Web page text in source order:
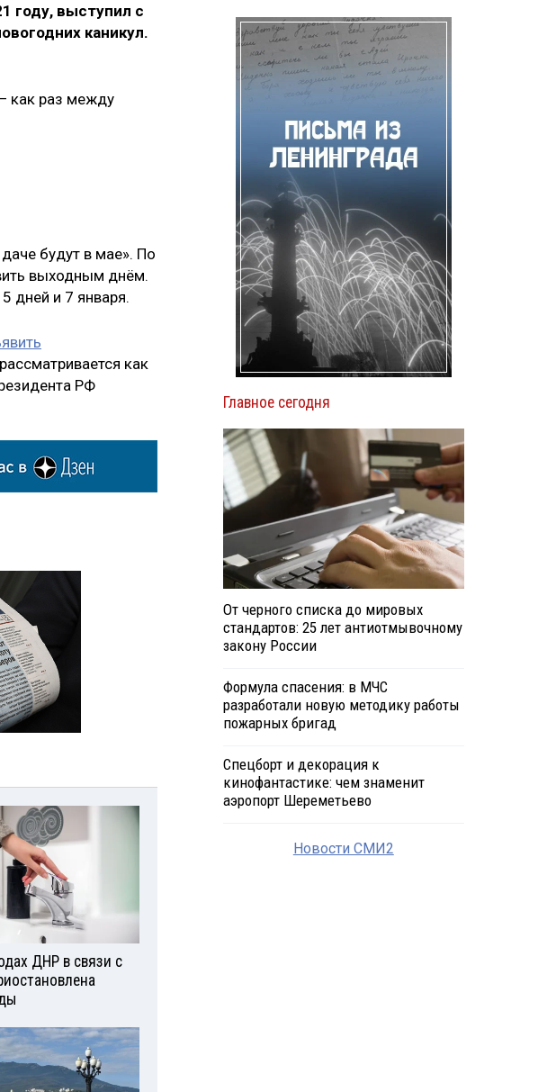
году, выступил с
каникул.
как раз между
будут в мае». По
выходным днём.
дней и 7 января.
как
РФ
ДНР в связи с
Главное сегодня
От черного списка до мировых
стандартов: 25 лет антиотмывочному
закону России
Формула спасения: в МЧС
разработали новую методику работы
пожарных бригад
Спецборт и декорация к
кинофантастике: чем знаменит
аэропорт Шереметьево
Новости СМИ2